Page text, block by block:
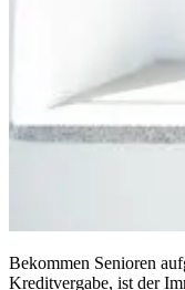
Bekommen Senioren
Kreditvergabe, ist der